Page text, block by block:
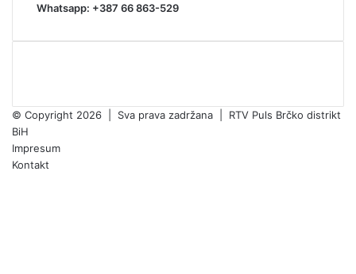
Whatsapp: +387 66 863-529
© Copyright 2026 | Sva prava zadržana | RTV Puls Brčko distrikt
BiH
Impresum
Kontakt